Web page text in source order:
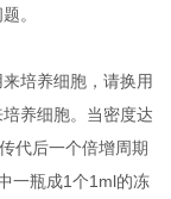
。
培养细胞，请换用
养细胞。当密度达
代后一个倍增周期
一瓶成1个1ml的冻